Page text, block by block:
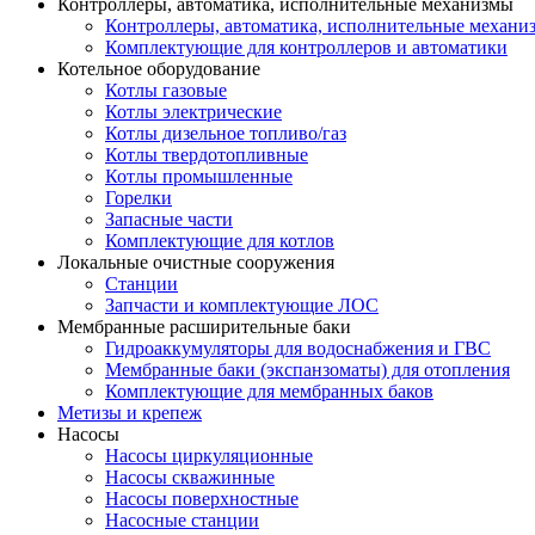
Контроллеры, автоматика, исполнительные механизмы
Контроллеры, автоматика, исполнительные
Комплектующие для контроллеров и автоматики
Котельное оборудование
Котлы газовые
Котлы электрические
Котлы дизельное топливо/газ
Котлы твердотопливные
Котлы промышленные
Горелки
Запасные части
Комплектующие для котлов
Локальные очистные сооружения
Станции
Запчасти и комплектующие ЛОС
Мембранные расширительные баки
Гидроаккумуляторы для водоснабжения и ГВС
Мембранные баки (экспанзоматы) для отопления
Комплектующие для мембранных баков
Метизы и крепеж
Насосы
Насосы циркуляционные
Насосы скважинные
Насосы поверхностные
Насосные станции